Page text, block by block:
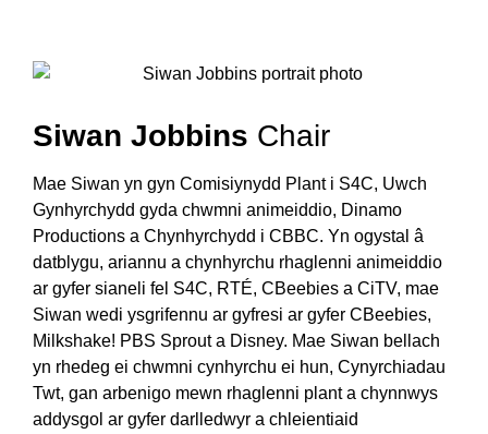
Siwan Jobbins Chair
Mae Siwan yn gyn Comisiynydd Plant i S4C, Uwch
Gynhyrchydd gyda chwmni animeiddio, Dinamo
Productions a Chynhyrchydd i CBBC. Yn ogystal â
datblygu, ariannu a chynhyrchu rhaglenni animeiddio
ar gyfer sianeli fel S4C, RTÉ, CBeebies a CiTV, mae
Siwan wedi ysgrifennu ar gyfresi ar gyfer CBeebies,
Milkshake! PBS Sprout a Disney. Mae Siwan bellach
yn rhedeg ei chwmni cynhyrchu ei hun, Cynyrchiadau
Twt, gan arbenigo mewn rhaglenni plant a chynnwys
addysgol ar gyfer darlledwyr a chleientiaid